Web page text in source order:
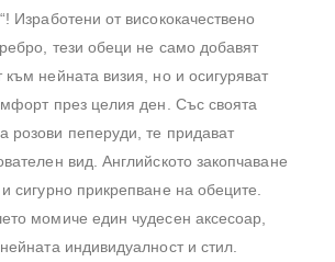
Изработени от висококачествено
тези обеци не само добавят
нейната визия, но и осигуряват
през целия ден. Със своята
пеперуди, те придават
вид. Английското закопчаване
сигурно прикрепване на обеците.
момиче един чудесен аксесоар,
индивидуалност и стил.